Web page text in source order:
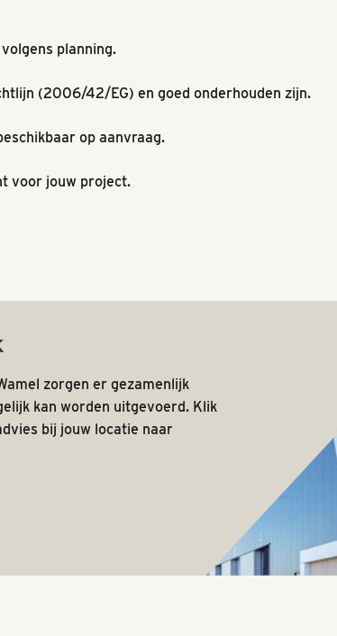
planning.
(2006/42/EG) en goed onderhouden zijn.
op aanvraag.
voor jouw project.
zorgen er gezamenlijk
kan worden uitgevoerd. Klik
bij jouw locatie naar